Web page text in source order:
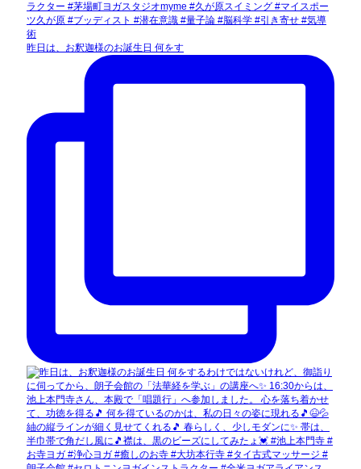
昨日は、お釈迦様のお誕生日 何をす